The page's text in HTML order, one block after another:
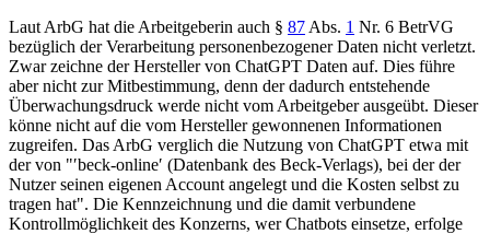
Laut ArbG hat die Arbeitgeberin auch § 87 Abs. 1 Nr. 6 BetrVG
bezüglich der Verarbeitung personenbezogener Daten nicht verletzt.
Zwar zeichne der Hersteller von ChatGPT Daten auf. Dies führe
aber nicht zur Mitbestimmung, denn der dadurch entstehende
Überwachungsdruck werde nicht vom Arbeitgeber ausgeübt. Dieser
könne nicht auf die vom Hersteller gewonnenen Informationen
zugreifen. Das ArbG verglich die Nutzung von ChatGPT etwa mit
der von "′beck-online′ (Datenbank des Beck-Verlags), bei der der
Nutzer seinen eigenen Account angelegt und die Kosten selbst zu
tragen hat". Die Kennzeichnung und die damit verbundene
Kontrollmöglichkeit des Konzerns, wer Chatbots einsetze, erfolge